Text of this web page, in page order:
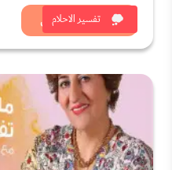
تفسير الاحلام
شاهد الان